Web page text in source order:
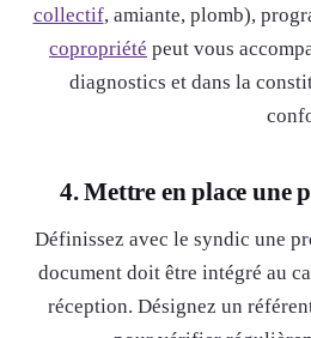
collectif, amiante, plomb),
copropriété peut vous
diagnostics et dans la
4. Mettre en place une
Définissez avec le syndic une
document doit être intégré au
réception. Désignez un